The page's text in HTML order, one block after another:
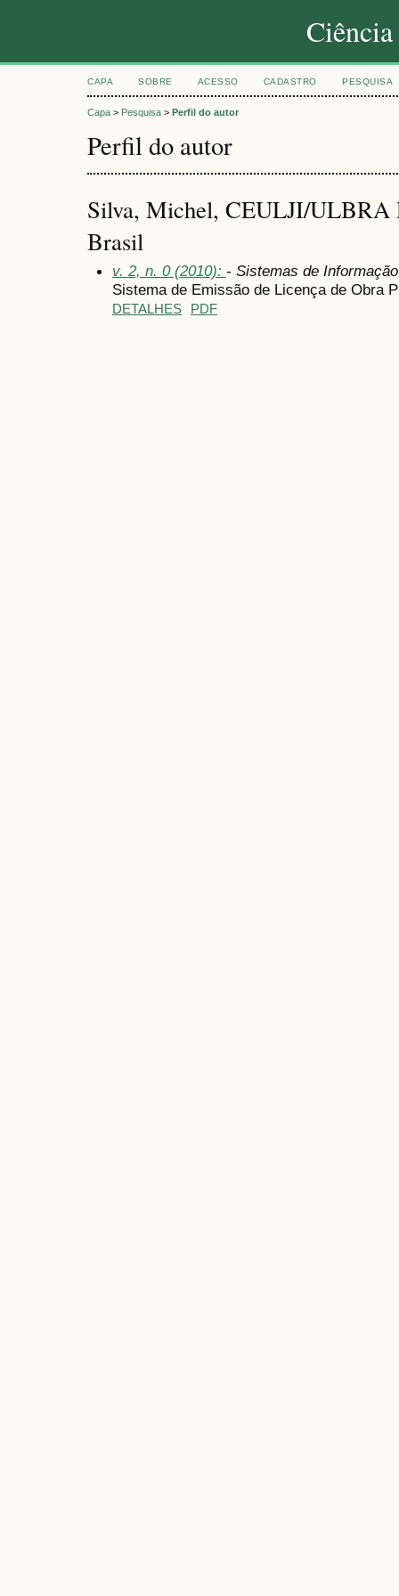
CAPA SOBRE ACESSO CADASTRO PESQUISA
Capa > Pesquisa > Perfil do autor
Perfil do autor
Silva, Michel, CEULJI/ULBRA
Brasil
v. 2, n. 0 (2010): - Sistemas de
Sistema de Emissão de Licença de Obra
DETALHES PDF